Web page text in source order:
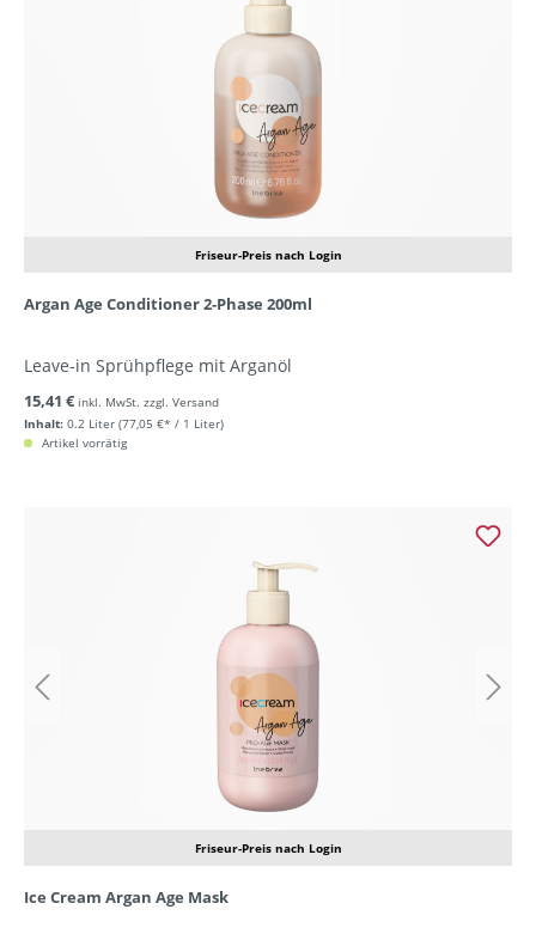
Friseur-Preis nach Login
Argan Age Conditioner 2-Phase 200ml
Leave-in Sprühpflege mit Arganöl
Inhalt: 0.2 Liter (77,05 €* / 1 Liter)
15,41 € inkl. MwSt. zzgl. Versand
Artikel vorrätig
Friseur-Preis nach Login
Ice Cream Argan Age Mask